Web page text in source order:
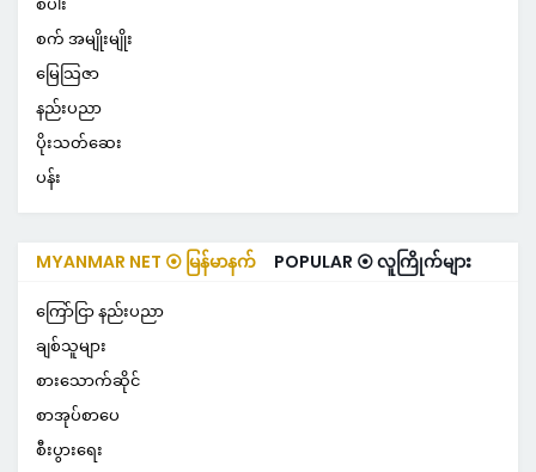
စက် အမျိုးမျိုး
မြေသြဇာ
နည်းပညာ
ပိုးသတ်ဆေး
ပန်း
MYANMAR NET ⦿ မြန်မာနက် POPULAR ⦿ လူကြိုက်များ
ကြော်ငြာ နည်းပညာ
ချစ်သူများ
စားသောက်ဆိုင်
စာအုပ်စာပေ
စီးပွားရေး